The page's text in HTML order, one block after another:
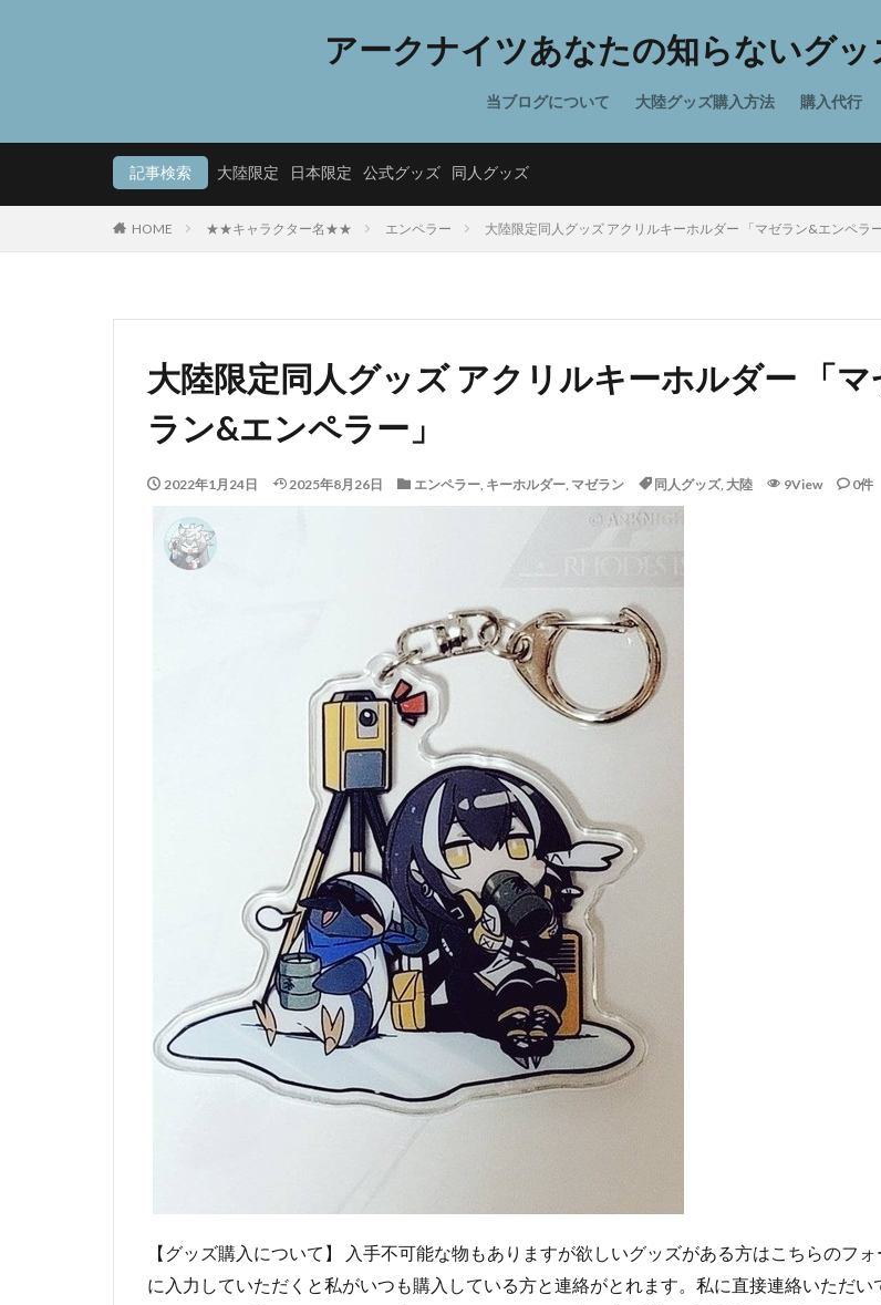
アークナイツあなたの知らないグ
当ブログについて 大陸グッズ購入方法 購入代行
記事検索 大陸限定 日本限定 公式グッズ 同人グッズ
HOME ★★キャラクター名★★ エンペラー 大陸限定同人グッズ アクリルキーホルダー 「マゼラン&エンペラー
大陸限定同人グッズ アクリルキーホルダー 「マ
ラン&エンペラー」
2022年1月24日 2025年8月26日 エンペラー, キーホルダー, マゼラン 同人グッズ, 大陸 9View 0件
【グッズ購入について】 入手不可能な物もありますが欲しいグッズがある方はこちらのフォ
に入力していただくと私がいつも購入している方と連絡がとれます。私に直接連絡いただい